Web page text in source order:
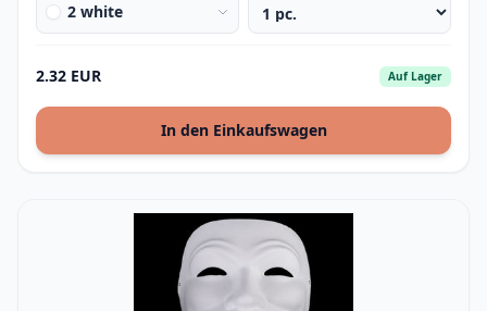
2 white
2.32 EUR Auf Lager
In den Einkaufswagen